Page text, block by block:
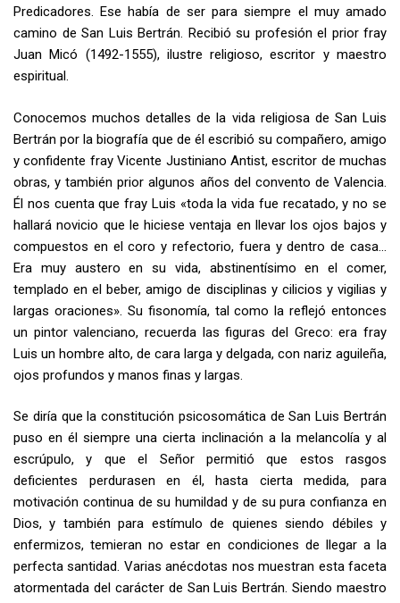
Predicadores. Ese había de ser para siempre el muy amado
camino de San Luis Bertrán. Recibió su profesión el prior fray
Juan Micó (1492-1555), ilustre religioso, escritor y maestro
espiritual.
Conocemos muchos detalles de la vida religiosa de San Luis
Bertrán por la biografía que de él escribió su compañero, amigo
y confidente fray Vicente Justiniano Antist, escritor de muchas
obras, y también prior algunos años del convento de Valencia.
Él nos cuenta que fray Luis «toda la vida fue recatado, y no se
hallará novicio que le hiciese ventaja en llevar los ojos bajos y
compuestos en el coro y refectorio, fuera y dentro de casa…
Era muy austero en su vida, abstinentísimo en el comer,
templado en el beber, amigo de disciplinas y cilicios y vigilias y
largas oraciones». Su fisonomía, tal como la reflejó entonces
un pintor valenciano, recuerda las figuras del Greco: era fray
Luis un hombre alto, de cara larga y delgada, con nariz aguileña,
ojos profundos y manos finas y largas.
Se diría que la constitución psicosomática de San Luis Bertrán
puso en él siempre una cierta inclinación a la melancolía y al
escrúpulo, y que el Señor permitió que estos rasgos
deficientes perdurasen en él, hasta cierta medida, para
motivación continua de su humildad y de su pura confianza en
Dios, y también para estímulo de quienes siendo débiles y
enfermizos, temieran no estar en condiciones de llegar a la
perfecta santidad. Varias anécdotas nos muestran esta faceta
atormentada del carácter de San Luis Bertrán. Siendo maestro